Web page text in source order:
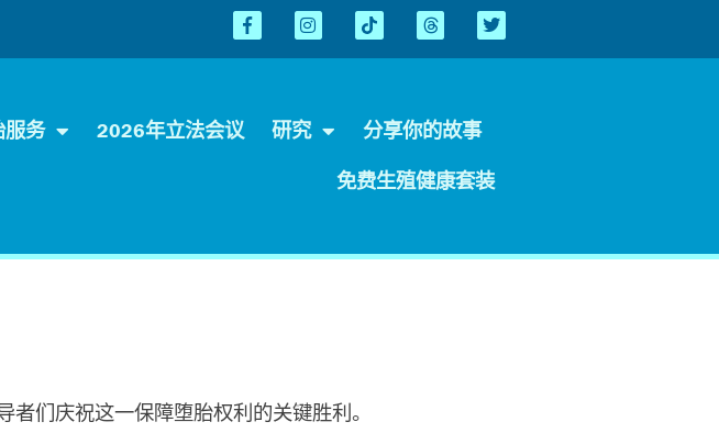
服务 2026年立法会议 研究
分享你的故事
免费生殖健康套装
们庆祝这一保障堕胎权利的关键胜利。